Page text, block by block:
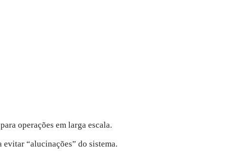
operações em larga escala.
evitar “alucinações” do sistema.